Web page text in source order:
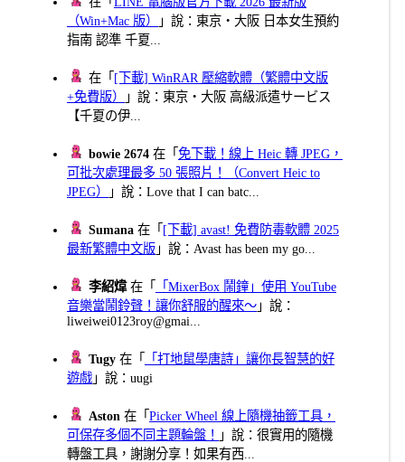
（Win+Mac 版）
」說：東京・大阪 日本女生預約
指南 認準 千夏...
在「 [下載] WinRAR 壓縮軟體（繁體中文版
+免費版）
」說：東京・大阪 高級派遣サービス
【千夏の伊...
bowie 2674 在「免下載！線上 Heic 轉 JPEG，
可批次處理最多 50 張照片！（Convert Heic to
JPEG）
」說：Love that I can batc...
Sumana 在「 [下載] avast! 免費防毒軟體 2025
最新繁體中文版 」說：Avast has been my go...
李紹煒在「
「MixerBox 鬧鐘」使用 YouTube
音樂當鬧鈴聲！讓你舒服的醒來～ 」說：
liweiwei0123roy@gmai...
Tugy 在「
「打地鼠學唐詩」讓你長智慧的好
遊戲 」說：uugi
Aston 在「Picker Wheel 線上隨機抽籤工具，
可保存多個不同主題輪盤！
」說：很實用的隨機
轉盤工具，謝謝分享！如果有西...